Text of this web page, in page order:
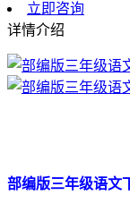
立即咨询
详情介绍
部编版三年级语文